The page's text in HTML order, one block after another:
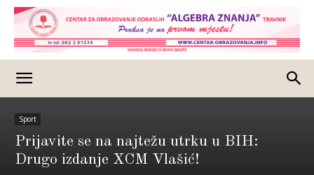
Sport
Prijavite se na najtežu utrku u BIH:
Drugo izdanje XCM Vlašić!